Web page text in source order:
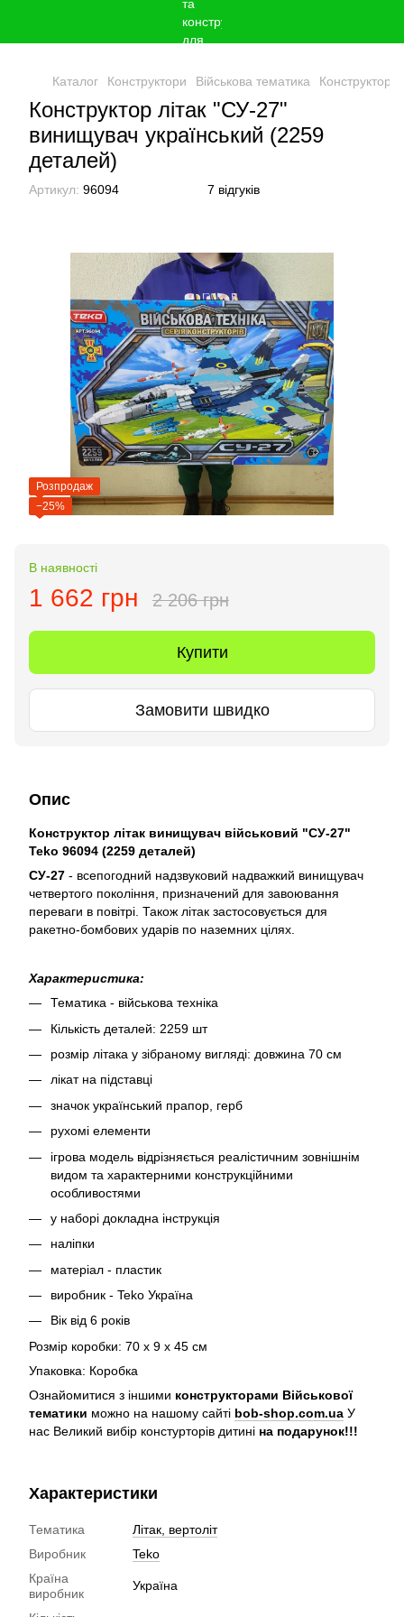
Каталог Конструктори Військова тематика Конструктор
Конструктор літак "СУ-27"
винищувач український (2259
деталей)
Артикул: 96094 7 відгуків
Розпродаж
−25%
В наявності
1 662 грн 2 206 грн
Купити
Замовити швидко
Опис
Конструктор літак винищувач військовий "СУ-27"
Teko 96094 (2259 деталей)
СУ-27 - всепогодний надзвуковий надважкий винищувач
четвертого покоління, призначений для завоювання
переваги в повітрі. Також літак застосовується для
ракетно-бомбових ударів по наземних цілях.
Характеристика:
Тематика - військова техніка
Кількість деталей: 2259 шт
розмір літака у зібраному вигляді: довжина 70 см
лікат на підставці
значок український прапор, герб
рухомі елементи
ігрова модель відрізняється реалістичним зовнішнім
видом та характерними конструкційними
особливостями
у наборі докладна інструкція
наліпки
матеріал - пластик
виробник - Teko Україна
Вік від 6 років
Розмір коробки: 70 х 9 х 45 см
Упаковка: Коробка
Ознайомитися з іншими конструкторами Військової
тематики можно на нашому сайті bob-shop.com.ua У
нас Великий вибір констурторів дитині на подарунок!!!
Характеристики
Тематика
Літак, вертоліт
Виробник
Teko
Країна
виробник
Україна